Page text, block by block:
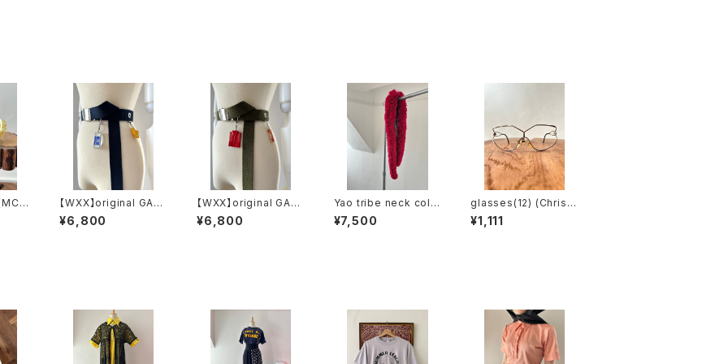
【WXX】original GAC
HA belt (navy)
¥6,800
【WXX】original GAC
HA belt (khaki)
¥6,800
Yao tribe neck colla
r
¥7,500
glasses(12) (Christi
an Dior / made in au
stria)
¥1,111